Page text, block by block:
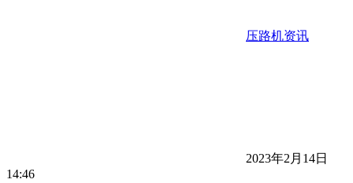
压路机资讯
2023年2月14日
14:46